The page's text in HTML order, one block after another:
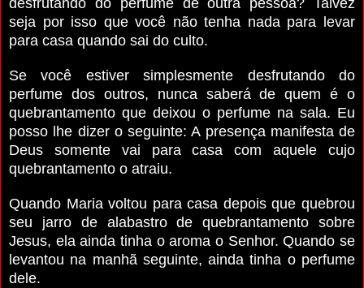
seja por isso que você não tenha nada para levar
para casa quando sai do culto.
Se você estiver simplesmente desfrutando do
perfume dos outros, nunca saberá de quem é o
quebrantamento que deixou o perfume na sala. Eu
posso lhe dizer o seguinte: A presença manifesta de
Deus somente vai para casa com aquele cujo
quebrantamento o atraiu.
Quando Maria voltou para casa depois que quebrou
seu jarro de alabastro de quebrantamento sobre
Jesus, ela ainda tinha o aroma o Senhor. Quando se
levantou na manhã seguin­te, ainda tinha o perfume
dele.